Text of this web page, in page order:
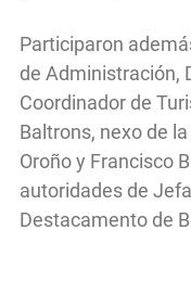
Participaron
de Administración,
Coordinador de
Baltrons, nexo de
Oroño y Francisco
autoridades de
Destacamento de